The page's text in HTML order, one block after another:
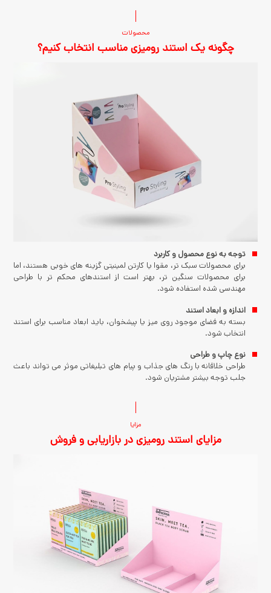
محصولات
چگونه یک استند رومیزی مناسب انتخاب کنیم؟
توجه به نوع محصول و کاربرد
برای محصولات سبک تر، مقوا یا کارتن لمینیتی گزینه های خوبی هستند، اما
برای محصولات سنگین تر، بهتر است از استندهای محکم تر با طراحی
مهندسی شده استفاده شود.
اندازه و ابعاد استند
بسته به فضای موجود روی میز یا پیشخوان، باید ابعاد مناسب برای استند
انتخاب شود.
نوع چاپ و طراحی
طراحی خلاقانه با رنگ های جذاب و پیام های تبلیغاتی موثر می تواند باعث
جلب توجه بیشتر مشتریان شود.
مزایا
مزایای استند رومیزی در بازاریابی و فروش